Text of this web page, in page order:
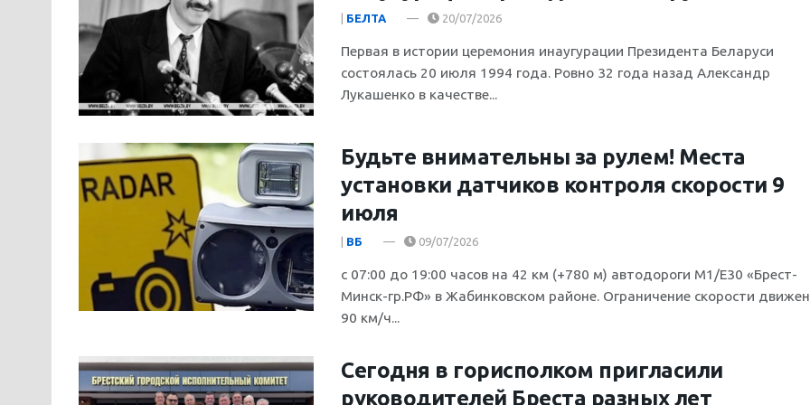
БЕЛТА 20/07/2026
Первая в истории церемония инаугурации Президента Беларуси
состоялась 20 июля 1994 года. Ровно 32 года назад Александр
Лукашенко в качестве...
Будьте внимательны за рулем! Места
установки датчиков контроля скорости 9
июля
ВБ 09/07/2026
с 07:00 до 19:00 часов на 42 км (+780 м) автодороги М1/Е30 «Брест-
Минск-гр.РФ» в Жабинковском районе. Ограничение скорости
90 км/ч...
Сегодня в горисполком пригласили
руководителей Бреста разных лет